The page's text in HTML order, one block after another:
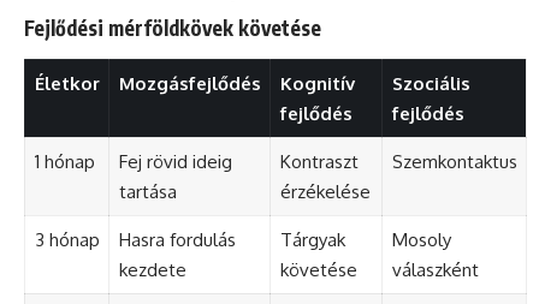
Fejlődési mérföldkövek követése
Életkor Mozgásfejlődés
Kognitív
fejlődés
Szociális
fejlődés
1 hónap
Fej rövid ideig
tartása
Kontraszt
érzékelése
Szemkontaktus
3 hónap
Hasra fordulás
kezdete
Tárgyak
követése
Mosoly
válaszként